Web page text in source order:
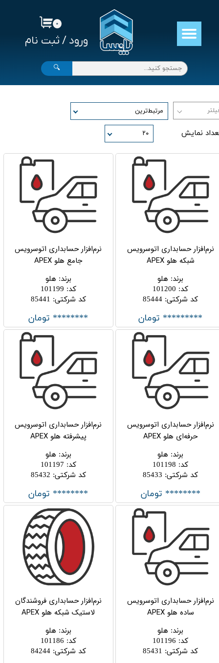
ورود / ثبت نام
حساب کاربری من
تغییر گذر واژه
سفارشات
خروج از حساب کاربری
۰
🔍
مرتبط‌ترین
نمایش ۲۰
نرم‌‌افزار حسابداری اتوسرویس
شبکه هلو APEX
برند: هلو
کد:
101200
کد شرکتی:
85444
********* تومان
نرم‌‌افزار حسابداری اتوسرویس
جامع هلو APEX
برند: هلو
کد:
101199
کد شرکتی:
85441
******** تومان
نرم‌‌افزار حسابداری اتوسرویس
حرفه‌ای هلو APEX
برند: هلو
کد:
101198
کد شرکتی:
85433
******** تومان
نرم‌‌افزار حسابداری اتوسرویس
پیشرفته هلو APEX
برند: هلو
کد:
101197
کد شرکتی:
85432
******** تومان
نرم‌‌افزار حسابداری اتوسرویس
ساده هلو APEX
برند: هلو
کد:
101196
کد شرکتی:
85431
نرم‌افزار حسابداری فروشندگان
لاستیک شبکه هلو APEX
برند: هلو
کد:
101186
کد شرکتی:
84244